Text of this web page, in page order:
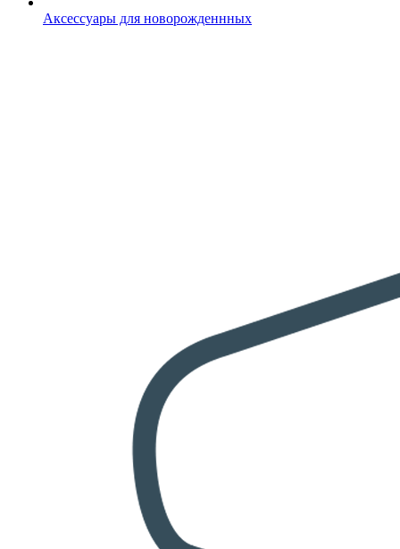
Аксессуары для новорожденнных